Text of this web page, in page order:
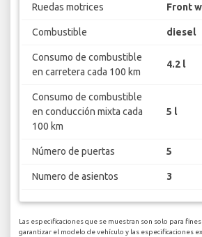
Ruedas motrices Front
Combustible diesel
Consumo de combustible
en carretera cada 100 km
4.2 l
Consumo de combustible
en conducción mixta cada
100 km
5 l
Número de puertas 5
Numero de asientos 3
Las especificaciones que se muestran son solo para
garantizar el modelo de vehículo y las especificaciones